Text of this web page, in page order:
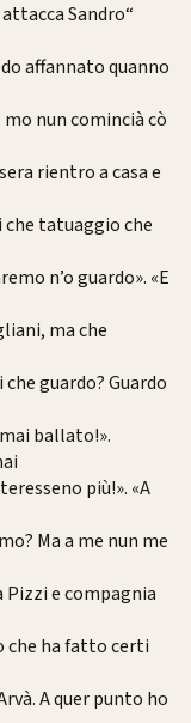
Sandro“
affannato quanno
mo nun comincià cò
rientro a casa e
che tatuaggio che
n’o guardo». «E
ma che
che guardo? Guardo
ballato!».
più!». «A
Ma a me nun me
e compagnia
che ha fatto certi
A quer punto ho